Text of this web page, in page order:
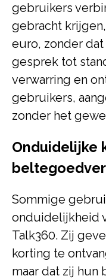
gebruikers
gebracht
euro, zonder
gesprek tot
verwarring en
gebruikers,
zonder het
Onduidelijke
Sommige
onduidelijkheid
Talk360. Zij
korting te
maar dat zij hun